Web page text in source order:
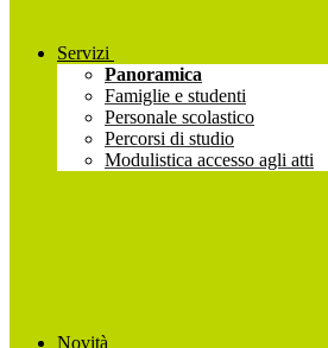
Servizi
Panoramica
Famiglie e studenti
Personale scolastico
Percorsi di studio
Modulistica accesso agli atti
Novità